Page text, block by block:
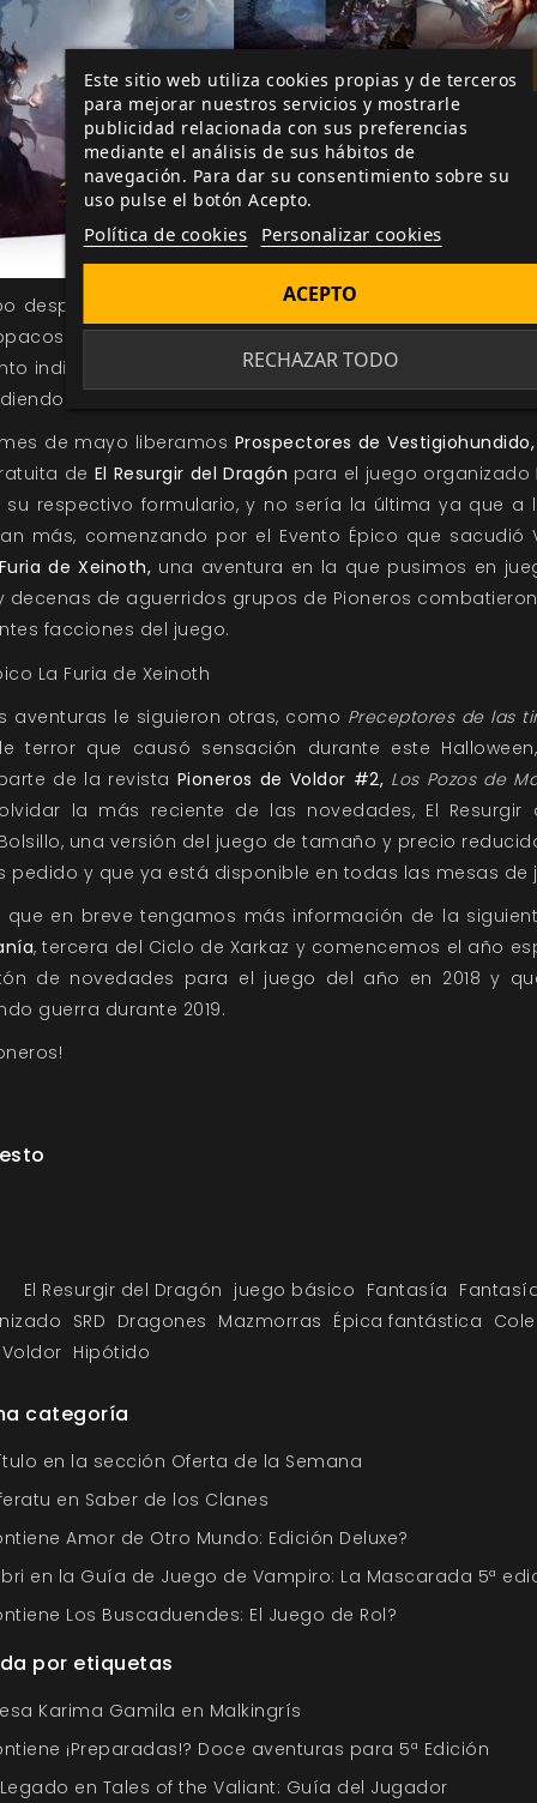
después lanzamos los dados de El Resurgir del
de Xión (transparentes) y de los Peregrinos
indispensable para jugar, y que muchos jugadores y
de mayo liberamos Prospectores de Vestigiohundido,
de El Resurgir del Dragón para el juego organizado
respectivo formulario, y no sería la última ya que a
más, comenzando por el Evento Épico que sacudió
de Xeinoth, una aventura en la que pusimos en
decenas de aguerridos grupos de Pioneros
facciones del juego.
aventuras le siguieron otras, como Preceptores de las
terror que causó sensación durante este
de la revista Pioneros de Voldor #2, Los Pozos de
la más reciente de las novedades, El Resurgir
una versión del juego de tamaño y precio
pedido y que ya está disponible en todas las mesas de
que en breve tengamos más información de la
, tercera del Ciclo de Xarkaz y comencemos el año
de novedades para el juego del año en 2018 y
guerra durante 2019.
El Resurgir del Dragón juego básico Fantasía
SRD Dragones Mazmorras Épica fantástica
Voldor Hipótido
categoría
en la sección Oferta de la Semana
en Saber de los Clanes
Amor de Otro Mundo: Edición Deluxe?
en la Guía de Juego de Vampiro: La Mascarada 5ª
Los Buscaduendes: El Juego de Rol?
por etiquetas
Karima Gamila en Malkingrís
¡Preparadas!? Doce aventuras para 5ª Edición
en Tales of the Valiant: Guía del Jugador
Este sitio web utiliza cookies propias y de terceros
para mejorar nuestros servicios y mostrarle
publicidad relacionada con sus preferencias
mediante el análisis de sus hábitos de
navegación. Para dar su consentimiento sobre su
uso pulse el botón Acepto.
Política de cookies Personalizar cookies
RECHAZAR TODO
ACEPTO